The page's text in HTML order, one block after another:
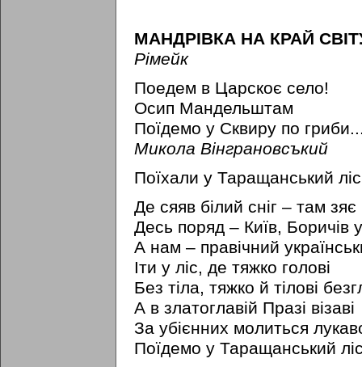
МАНДРІВКА НА КРАЙ
Рімейк
Поедем в Царскоє село!
Осип Мандельштам
Поїдемо у Сквиру по
Микола Вінграновсъкий
Поїхали у Таращанський
Де сяяв білий cніг – там
Десь поряд – Київ, Боричів
А нам – правічний
Іти у ліс, де тяжко голові
Без тіла, тяжко й тілові
А в златоглавій Празі візаві
За убієнних молиться
Поїдемо у Таращанський